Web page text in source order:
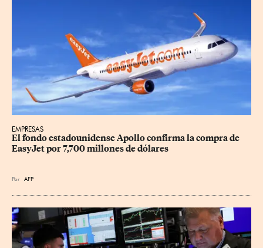
EMPRESAS
El fondo estadounidense Apollo confirma la compra de
EasyJet por 7,700 millones de dólares
Por AFP